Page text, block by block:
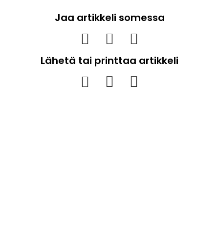
Jaa artikkeli somessa
Lähetä tai printtaa artikkeli